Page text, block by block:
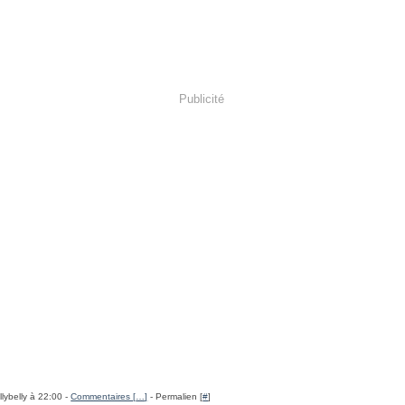
Publicité
à 22:00 -Commentaires [ …] - Permalien [#]